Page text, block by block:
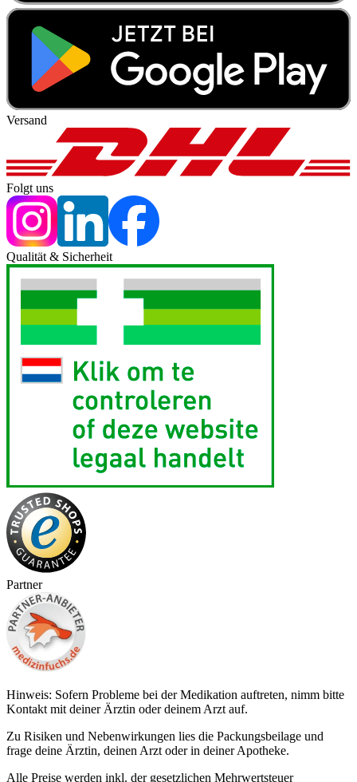
Versand
Folgt uns
Qualität & Sicherheit
Partner
Hinweis: Sofern Probleme bei der Medikation auftreten, nimm bitte
Kontakt mit deiner Ärztin oder deinem Arzt auf.
Zu Risiken und Nebenwirkungen lies die Packungsbeilage und
frage deine Ärztin, deinen Arzt oder in deiner Apotheke.
Alle Preise werden inkl. der gesetzlichen Mehrwertsteuer